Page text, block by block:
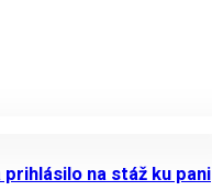
prihlásilo na stáž ku pani